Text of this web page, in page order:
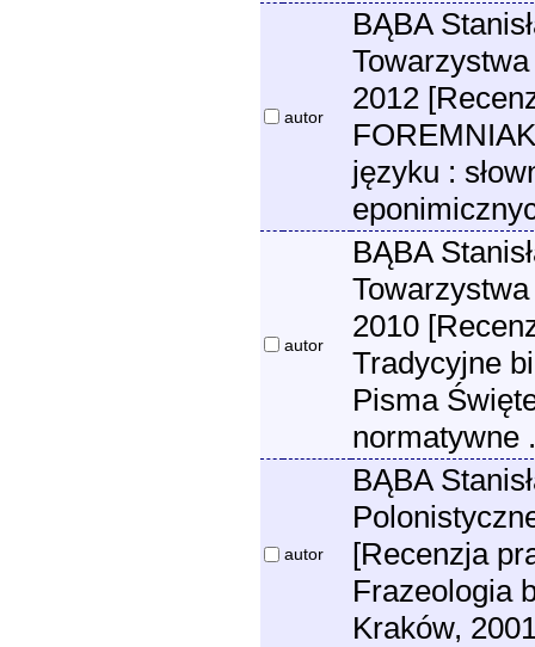
autor
BĄBA
2012
języku :
autor
BĄBA
2010
Tradycyjne
Pisma
normatywne
autor
BĄBA
[Recenzja
Frazeologia
Kraków,